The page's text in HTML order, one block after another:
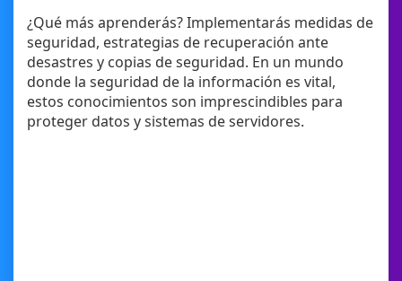
¿Qué más aprenderás? Implementarás medidas de
seguridad, estrategias de recuperación ante
desastres y copias de seguridad. En un mundo
donde la seguridad de la información es vital,
estos conocimientos son imprescindibles para
proteger datos y sistemas de servidores.